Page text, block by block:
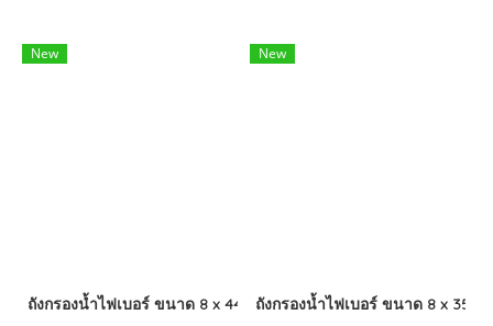
New
ถังกรองน้ำไฟเบอร์ ขนาด 8 x 44 WINSORB (GREY)
New
ถังกรองน้ำไฟเบอร์ ขนาด 8 x 35